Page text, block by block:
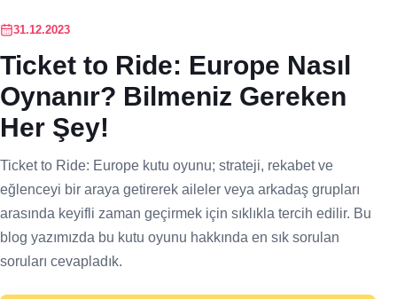
31.12.2023
Ticket to Ride: Europe Nasıl
Oynanır? Bilmeniz Gereken
Her Şey!
Ticket to Ride: Europe kutu oyunu; strateji, rekabet ve
eğlenceyi bir araya getirerek aileler veya arkadaş grupları
arasında keyifli zaman geçirmek için sıklıkla tercih edilir. Bu
blog yazımızda bu kutu oyunu hakkında en sık sorulan
soruları cevapladık.